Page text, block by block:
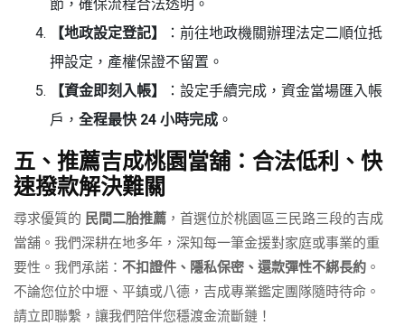
節，確保流程合法透明。
【地政設定登記】
：前往地政機關辦理法定二順位抵
押設定，產權保證不留置。
【資金即刻入帳】
：設定手續完成，資金當場匯入帳
戶， 全程最快 24 小時完成 。
五、推薦吉成桃園當舖：合法低利、快
速撥款解決難關
尋求優質的 民間二胎推薦 ，首選位於桃園區三民路三段的吉成
當舖。我們深耕在地多年，深知每一筆金援對家庭或事業的重
要性。我們承諾： 不扣證件、隱私保密、還款彈性不綁長約 。
不論您位於中壢、平鎮或八德，吉成專業鑑定團隊隨時待命。
請立即聯繫，讓我們陪伴您穩渡金流斷鏈！